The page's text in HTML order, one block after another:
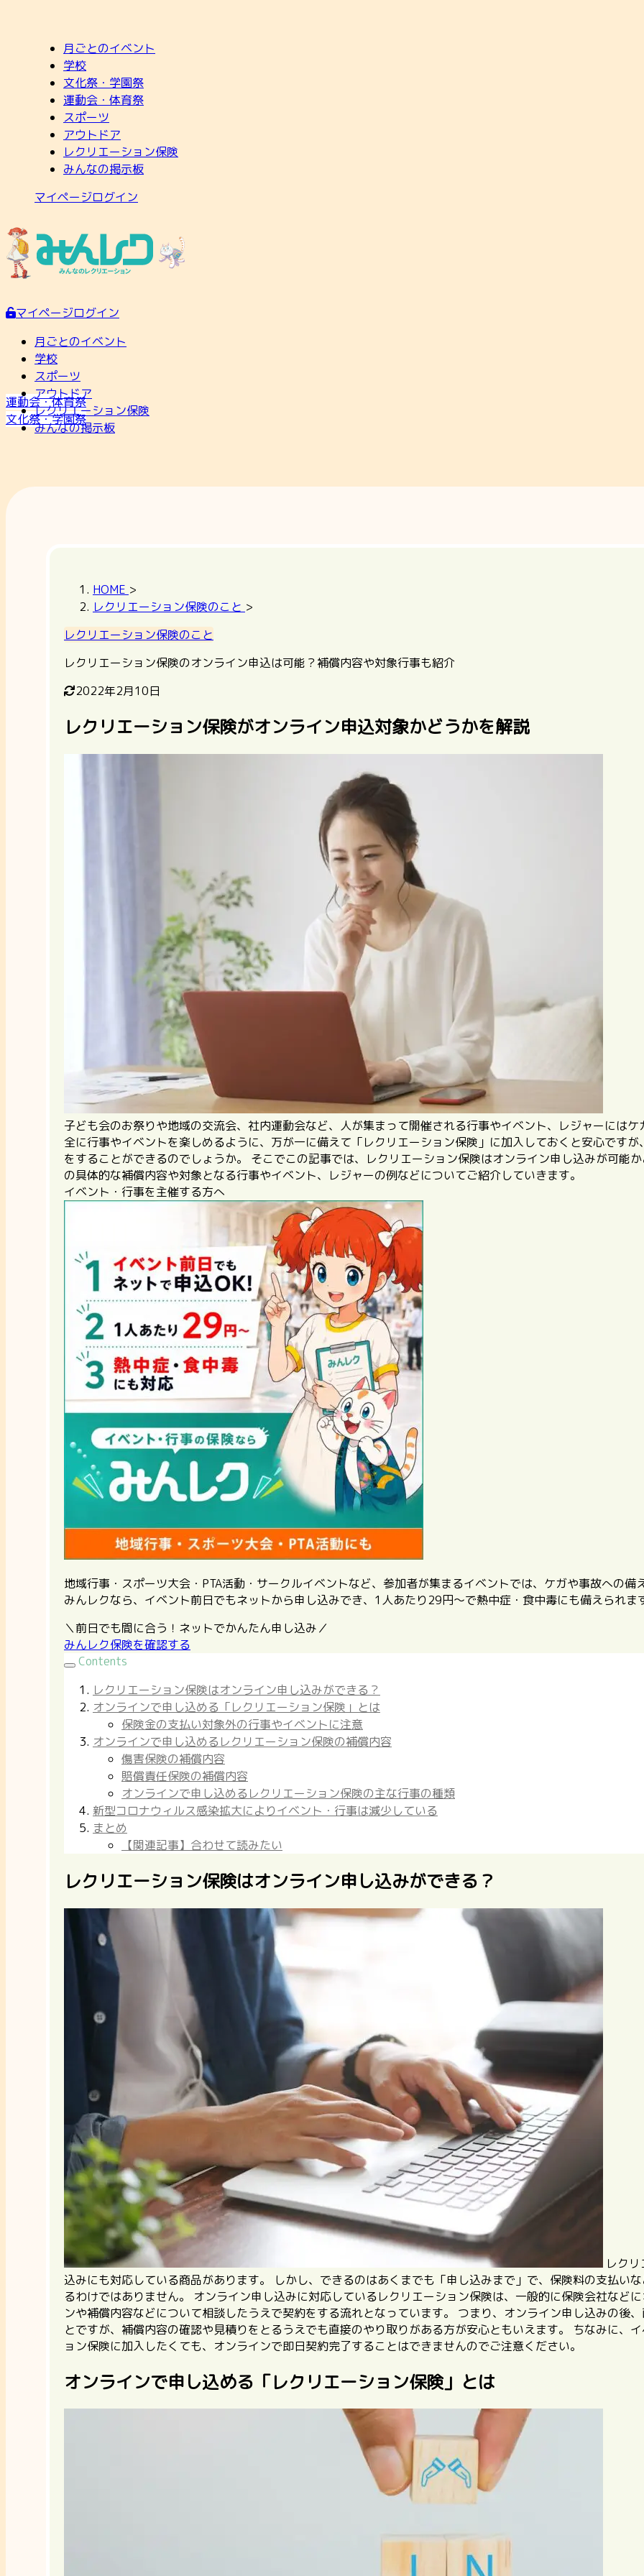
月ごとのイベント
学校
文化祭・学園祭
運動会・体育祭
スポーツ
アウトドア
レクリエーション保険
みんなの掲示板
マイページログイン
マイページログイン
月ごとのイベント
学校
運動会・体育祭
文化祭・学園祭
スポーツ
アウトドア
レクリエーション保険
みんなの掲示板
HOME >
レクリエーション保険のこと >
レクリエーション保険のこと
レクリエーション保険のオンライン申込は可能？補償内容や対象行事も紹介
2022年2月10日
レクリエーション保険がオンライン申込対象かどうかを解説
子ども会のお祭りや地域の交流会、社内運動会など、人が集まって開催される行事やイベント、レジャーには
全に行事やイベントを楽しめるように、万が一に備えて「レクリエーション保険」に加入しておくと安心です
をすることができるのでしょうか。 そこでこの記事では、レクリエーション保険はオンライン申し込みが可能
の具体的な補償内容や対象となる行事やイベント、レジャーの例などについてご紹介していきます。
イベント・行事を主催する方へ
地域行事・スポーツ大会・PTA活動・サークルイベントなど、参加者が集まるイベントでは、ケガや事故への備
みんレクなら、イベント前日でもネットから申し込みでき、1人あたり29円〜で熱中症・食中毒にも備えられま
＼前日でも間に合う！ネットでかんたん申し込み／
みんレク保険を確認する
Contents
レクリエーション保険はオンライン申し込みができる？
オンラインで申し込める「レクリエーション保険」とは
保険金の支払い対象外の行事やイベントに注意
オンラインで申し込めるレクリエーション保険の補償内容
傷害保険の補償内容
賠償責任保険の補償内容
オンラインで申し込めるレクリエーション保険の主な行事の種類
新型コロナウィルス感染拡大によりイベント・行事は減少している
まとめ
【関連記事】合わせて読みたい
レクリエーション保険はオンライン申し込みができる？
レク
込みにも対応している商品があります。
しかし、できるのはあくまでも「申し込みまで」で、保険料の支払い
るわけではありません。 オンライン申し込みに対応しているレクリエーション保険は、一般的に保険会社など
ンや補償内容などについて相談したうえで契約をする流れとなっています。
つまり、オンライン申し込みの後
とですが、補償内容の確認や見積りをとるうえでも直接のやり取りがある方が安心ともいえます。 ちなみに、
ョン保険に加入したくても、オンラインで即日契約完了することはできませんのでご注意ください。
オンラインで申し込める「レクリエーション保険」とは